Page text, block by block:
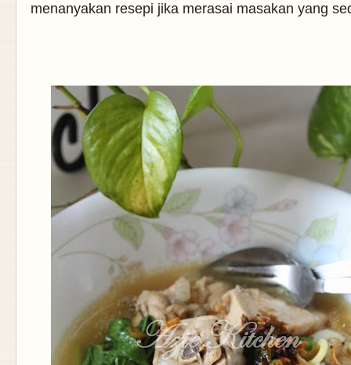
menanyakan resepi jika merasai masakan yang